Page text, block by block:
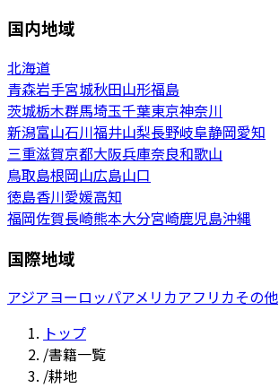
国内地域
北海道
青森岩手宮城秋田山形福島
茨城栃木群馬埼玉千葉東京神奈川
新潟富山石川福井山梨長野岐阜静岡愛知
三重滋賀京都大阪兵庫奈良和歌山
鳥取島根岡山広島山口
徳島香川愛媛高知
福岡佐賀長崎熊本大分宮崎鹿児島沖縄
国際地域
アジアヨーロッパアメリカアフリカその他
トップ
/書籍一覧
/耕地